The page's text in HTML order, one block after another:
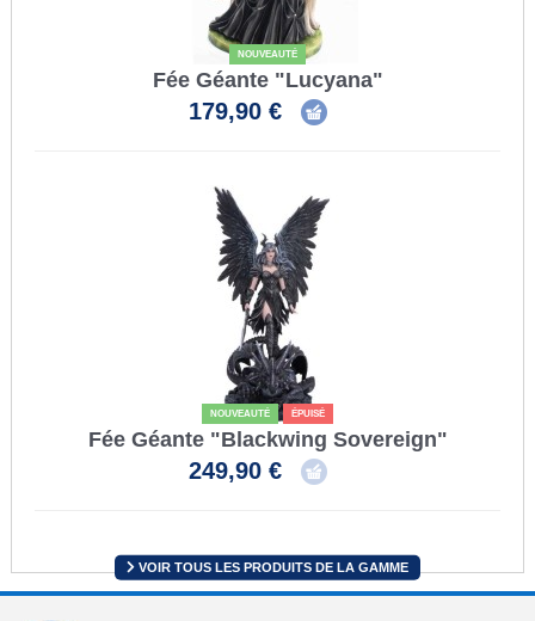
NOUVEAUTÉ
Fée Géante "Lucyana"
179,90 €
NOUVEAUTÉ ÉPUISÉ
Fée Géante "Blackwing Sovereign"
249,90 €
VOIR TOUS LES PRODUITS DE LA GAMME